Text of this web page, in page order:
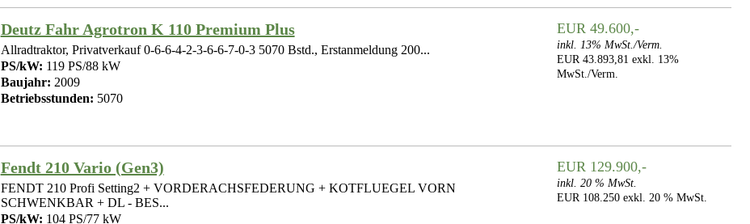
Deutz Fahr Agrotron K 110 Premium Plus
Allradtraktor, Privatverkauf 0-6-6-4-2-3-6-6-7-0-3 5070 Bstd., Erstanmeldung 200...
PS/kW: 119 PS/88 kW
Baujahr: 2009
Betriebsstunden: 5070
EUR 49.600,-
inkl. 13% MwSt./Verm.
EUR 43.893,81 exkl. 13%
MwSt./Verm.
Fendt 210 Vario (Gen3)
FENDT 210 Profi Setting2 + VORDERACHSFEDERUNG + KOTFLUEGEL VORN
SCHWENKBAR + DL - BES...
PS/kW: 104 PS/77 kW
EUR 129.900,-
inkl. 20 % MwSt.
EUR 108.250 exkl. 20 % MwSt.